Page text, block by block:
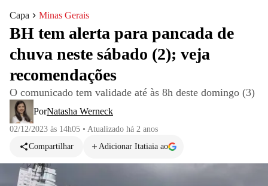
Capa Minas Gerais
BH tem alerta para pancada de
chuva neste sábado (2); veja
recomendações
O comunicado tem validade até às 8h deste domingo (3)
PorNatasha Werneck
02/12/2023 às 14h05 • Atualizado há 2 anos
Compartilhar
Adicionar Itatiaia ao